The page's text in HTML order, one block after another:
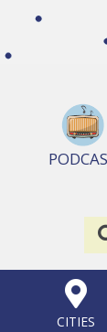
CITIES